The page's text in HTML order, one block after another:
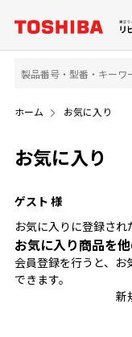
ホーム お気に入り
お気に入り
ゲスト 様
お気に入りに登録され
お気に入り商品を
会員登録を行うと、
できます。
新